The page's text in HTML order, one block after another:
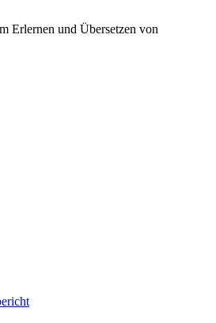
Erlernen und Übersetzen von